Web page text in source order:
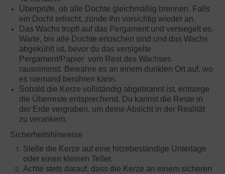
Überprüfe, ob alle Dochte gleichmäßig brennen. Falls
ein Docht erlischt, zünde ihn vorsichtig wieder an.
Das Wachs tropft auf das Pergament und versiegelt es.
Warte, bis alle Dochte erloschen sind und das Wachs
abgekühlt ist, bevor du das versigelte
Pergament/Papier vom Rest des Wachses
rausnimmst. Bewahre es an einem dunklen Ort auf, wo
es niemand berühren kann.
Sobald die Kerze vollständig abgebrannt ist, entsorge
die Überreste entsprechend. Du kannst die Reste in
der Erde vergraben, um deine Absicht in der Realität
zu verankern.
Sicherheitshinweise
Stelle die Kerze auf eine hitzebeständige Unterlage
oder einen kleinen Teller.
Achte stets darauf, dass die Kerze an einem sicheren